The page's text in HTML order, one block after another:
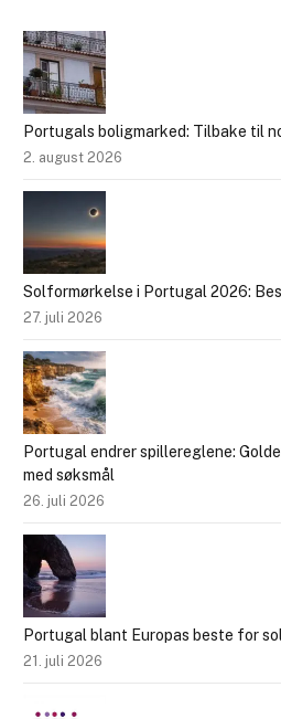
Portugals boligmarked: Tilbake til
2. august 2026
Solformørkelse i Portugal 2026:
27. juli 2026
Portugal endrer spillereglene:
med søksmål
26. juli 2026
Portugal blant Europas beste for
21. juli 2026